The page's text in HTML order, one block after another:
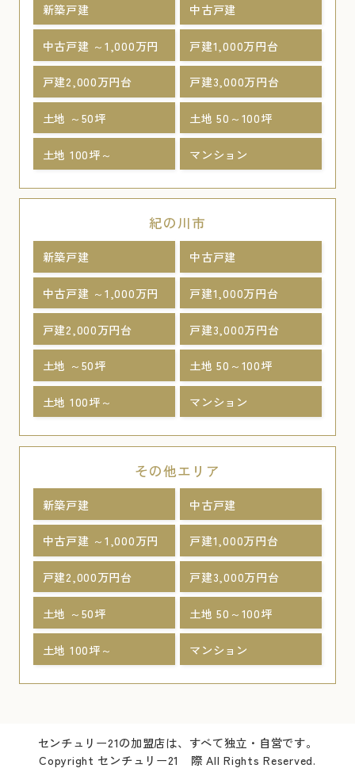
新築戸建 中古戸建
中古戸建 ～1,000万円 戸建1,000万円台
戸建2,000万円台 戸建3,000万円台
土地 ～50坪 土地 50～100坪
土地 100坪～ マンション
紀の川市
新築戸建 中古戸建
中古戸建 ～1,000万円 戸建1,000万円台
戸建2,000万円台 戸建3,000万円台
土地 ～50坪 土地 50～100坪
土地 100坪～ マンション
その他エリア
新築戸建 中古戸建
中古戸建 ～1,000万円 戸建1,000万円台
戸建2,000万円台 戸建3,000万円台
土地 ～50坪 土地 50～100坪
土地 100坪～ マンション
センチュリー21の加盟店は、すべて独立・自営です。
Copyright センチュリー21 際 All Rights Reserved.